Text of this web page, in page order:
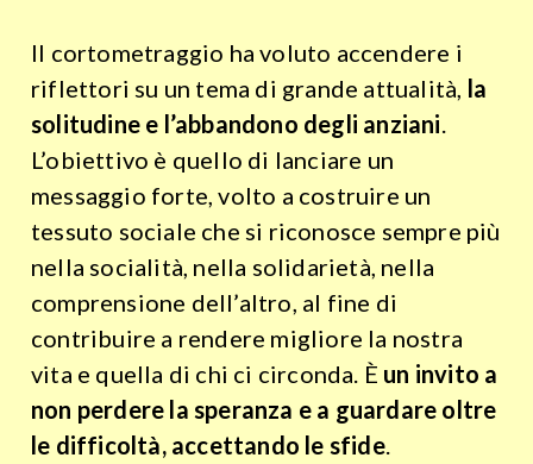
Il cortometraggio ha voluto accendere i
riflettori su un tema di grande attualità, la
solitudine e l’abbandono degli anziani
L’obiettivo è quello di lanciare un
messaggio forte, volto a costruire un
tessuto sociale che si riconosce sempre più
nella socialità, nella solidarietà, nella
comprensione dell’altro, al fine di
contribuire a rendere migliore la nostra
vita e quella di chi ci circonda. È un invito a
non perdere la speranza e a guardare oltre
le difficoltà, accettando le sfide.